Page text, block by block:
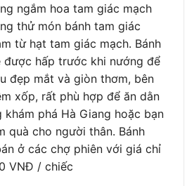
ngắm hoa tam giác mạch
thử món bánh tam giác
từ hạt tam giác mạch. Bánh
được hấp trước khi nướng để
đẹp mắt và giòn thơm, bên
xốp, rất phù hợp để ăn dằn
phá Hà Giang hoặc bạn
quà cho người thân. Bánh
ở các chợ phiên với giá chỉ
VNĐ / chiếc